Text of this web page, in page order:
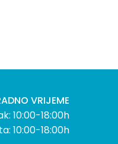
VRIJEME
10:00-18:00h
10:00-18:00h